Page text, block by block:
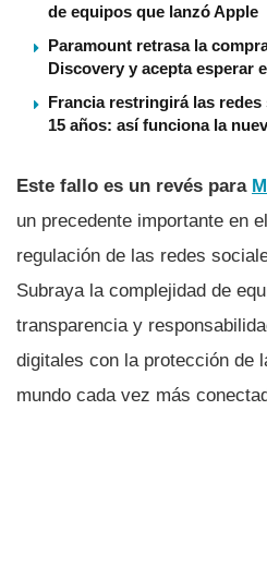
de equipos que lanzó Apple
Paramount retrasa la
Discovery y acepta esperar
Francia restringirá las
15 años: así funciona la
Este fallo es un revés para
un precedente importante en
regulación de las redes
Subraya la complejidad de
transparencia y
digitales con la protección de
mundo cada vez más